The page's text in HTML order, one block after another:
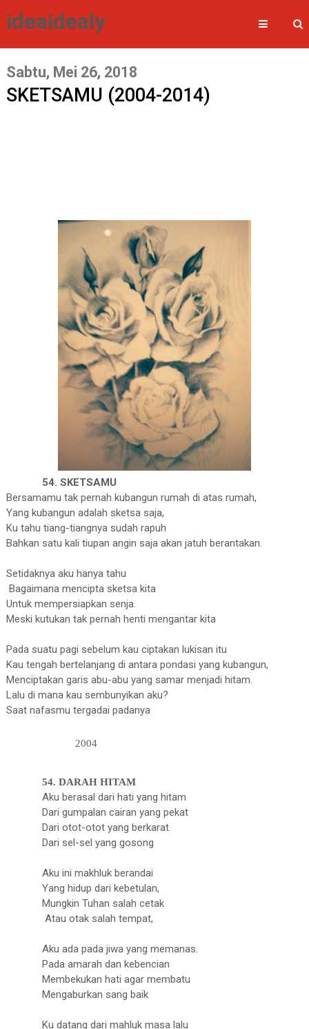
ideaidealy
Sabtu, Mei 26, 2018
SKETSAMU (2004-2014)
54. SKETSAMU
Bersamamu tak pernah kubangun rumah di atas rumah,
Yang kubangun adalah sketsa saja,
Ku tahu tiang-tiangnya sudah rapuh
Bahkan satu kali tiupan angin saja akan jatuh berantakan.
Setidaknya aku hanya tahu
Bagaimana mencipta sketsa kita
Untuk mempersiapkan senja.
Meski kutukan tak pernah henti mengantar kita
Pada suatu pagi sebelum kau ciptakan lukisan itu
Kau tengah bertelanjang di antara pondasi yang kubangun,
Menciptakan garis abu-abu yang samar menjadi hitam.
Lalu di mana kau sembunyikan aku?
Saat nafasmu tergadai padanya
2004
54. DARAH HITAM
Aku berasal dari hati yang hitam
Dari gumpalan cairan yang pekat
Dari otot-otot yang berkarat
Dari sel-sel yang gosong
Aku ini makhluk berandai
Yang hidup dari kebetulan,
Mungkin Tuhan salah cetak
Atau otak salah tempat,
Aku ada pada jiwa yang memanas.
Pada amarah dan kebencian
Membekukan hati agar membatu
Mengaburkan sang baik
Ku datang dari mahluk masa lalu